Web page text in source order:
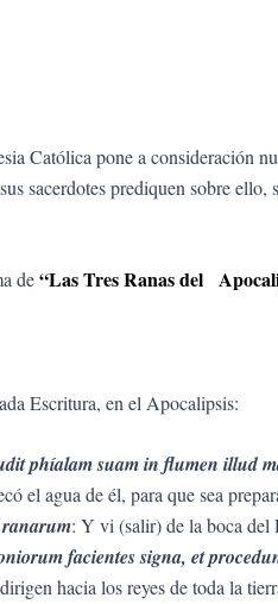
Católica pone a consideración
sacerdotes prediquen sobre
de“Las Tres Ranas del
Escritura, en el Apocalipsis:
phíalam suam in flumen illud
el agua de él, para que sea
ranarum: Y vi (salir) de la boca del
facientes signa, et
hacia los reyes de toda la